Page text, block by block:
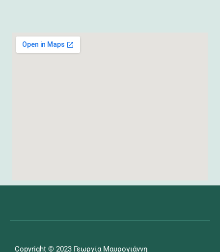
Copyright © 2023 Γεωργία Μαυρογιάννη